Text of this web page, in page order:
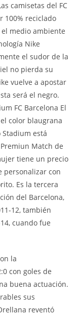
camisetas del FC
100% reciclado
medio ambiente
Nike
el sudor de la
no pierda su
vuelve a apostar
será el negro.
FC Barcelona El
color blaugrana
Stadium está
Match de
tiene un precio
personalizar con
Es la tercera
del Barcelona,
12, también
cuando fue
la
con goles de
buena actuación.
sus
reventó